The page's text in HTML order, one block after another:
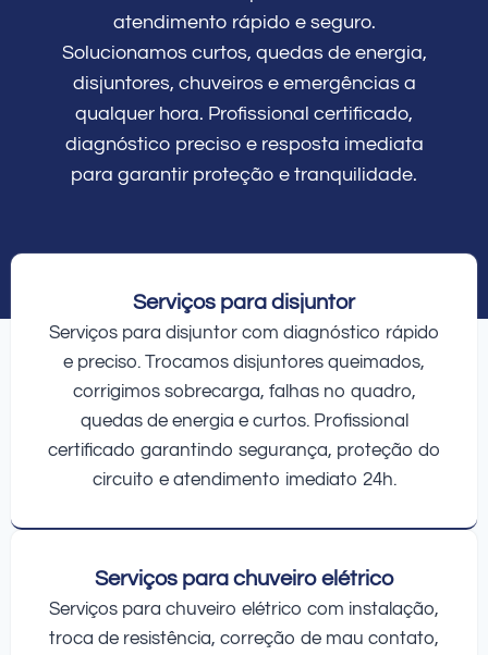
atendimento rápido e seguro.
Solucionamos curtos, quedas de energia,
disjuntores, chuveiros e emergências a
qualquer hora. Profissional certificado,
diagnóstico preciso e resposta imediata
para garantir proteção e tranquilidade.
Serviços para disjuntor
Serviços para disjuntor com diagnóstico rápido
e preciso. Trocamos disjuntores queimados,
corrigimos sobrecarga, falhas no quadro,
quedas de energia e curtos. Profissional
certificado garantindo segurança, proteção do
circuito e atendimento imediato 24h.
Serviços para chuveiro elétrico
Serviços para chuveiro elétrico com instalação,
troca de resistência, correção de mau contato,